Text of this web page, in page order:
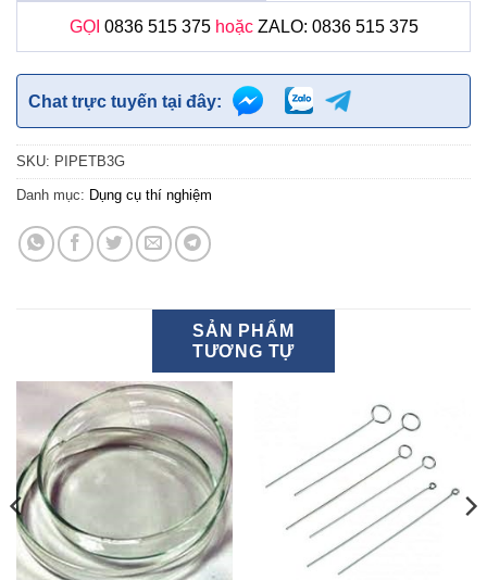
GỌI 0836 515 375hoặc ZALO: 0836 515 375
Chat trực tuyến tại đây:
SKU: PIPETB3G
Danh mục: Dụng cụ thí nghiệm
SẢN PHẨM
TƯƠNG TỰ